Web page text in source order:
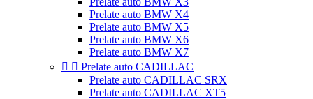
Prelate auto BMW X4
Prelate auto BMW X5
Prelate auto BMW X6
Prelate auto BMW X7
  Prelate auto CADILLAC
Prelate auto CADILLAC SRX
Prelate auto CADILLAC XT5